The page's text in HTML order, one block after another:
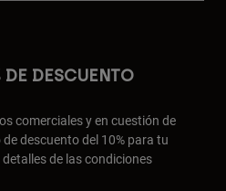
DESCUENTO
comerciales y en cuestión de
descuento del 10% para tu
de las condiciones